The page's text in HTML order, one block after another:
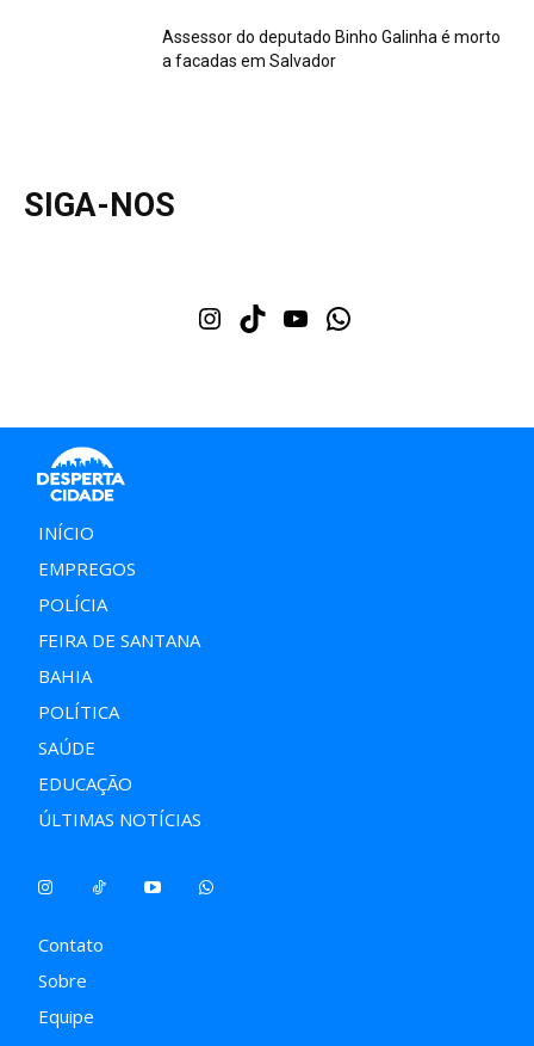
Assessor do deputado Binho Galinha é morto
a facadas em Salvador
SIGA-NOS
Instagram
TikTok Youtube
INÍCIO
EMPREGOS
POLÍCIA
FEIRA DE SANTANA
BAHIA
POLÍTICA
SAÚDE
EDUCAÇÃO
ÚLTIMAS NOTÍCIAS
Contato
Sobre
Equipe